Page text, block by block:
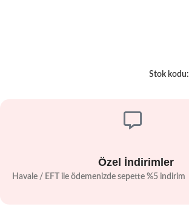
Stok kodu:
Özel İndirimler
Havale / EFT ile ödemenizde sepette %5 indirim